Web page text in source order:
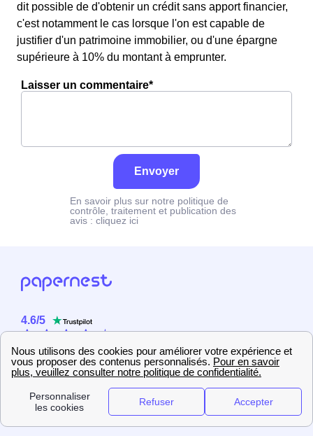
dit possible de d'obtenir un crédit sans apport financier,
c'est notamment le cas lorsque l'on est capable de
justifier d'un patrimoine immobilier, ou d'une épargne
supérieure à 10% du montant à emprunter.
Laisser un commentaire*
Envoyer
En savoir plus sur notre politique de
contrôle, traitement et publication des
avis : cliquez ici
4.6/5
2358 utilisateurs